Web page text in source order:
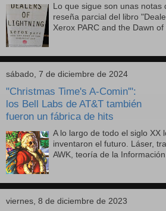
Lo que sigue son unas notas
reseña parcial del libro
Xerox PARC and the Dawn
sábado, 7 de diciembre de 2024
"Christmas Time's A-Comin'":
los Bell Labs de AT&T también
fueron un fábrica de hits
A lo largo de todo el siglo XX
inventaron el futuro. Láser,
AWK, teoría de la
viernes, 8 de diciembre de 2023